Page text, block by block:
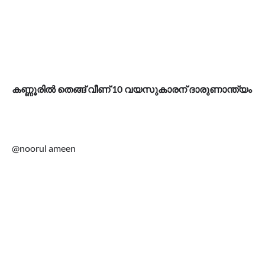
കണ്ണൂരിൽ തെങ്ങ് വീണ് 10 വയസുകാരന് ദാരുണാന്ത്യം
@noorul ameen